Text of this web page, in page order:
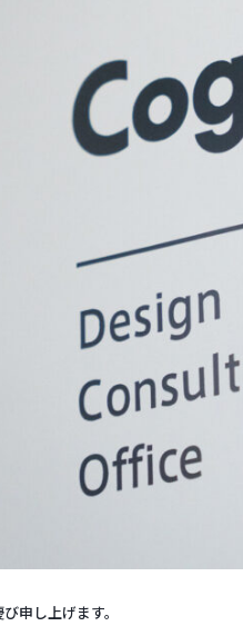
申し上げます。